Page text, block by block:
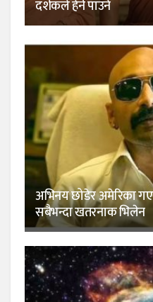
दर्शकले हेर्न पाउने
अभिनय छोडेर अमेरिका
सबैभन्दा खतरनाक भिलेन